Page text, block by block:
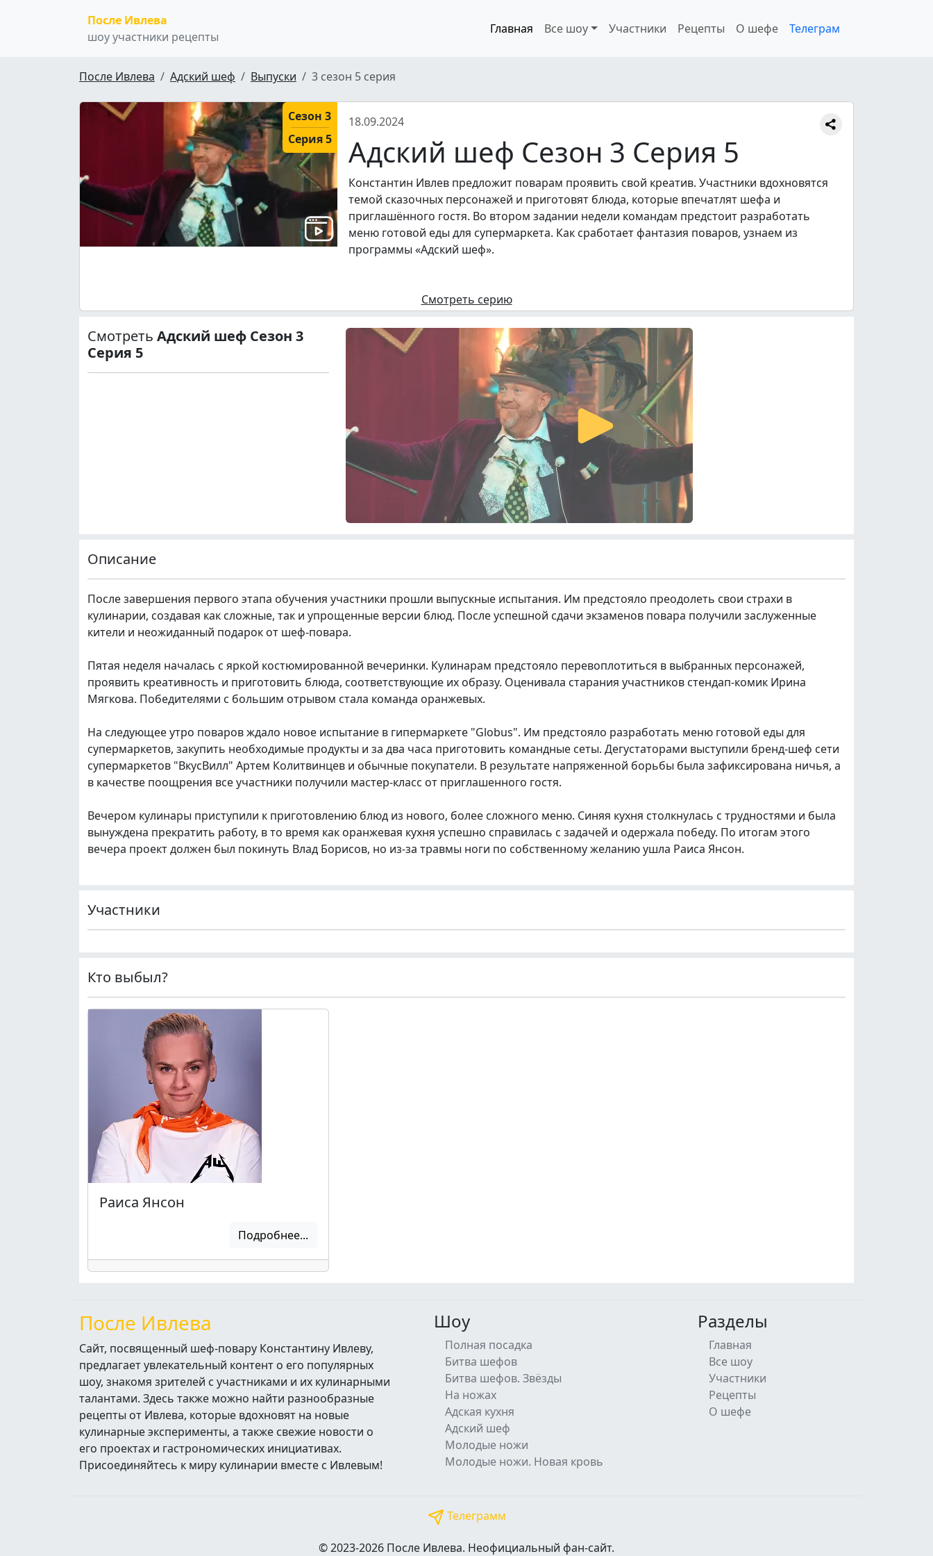
После Ивлева
шоу участники рецепты
Главная Все шоу Участники Рецепты О шефе Телеграм
После Ивлева Адский шеф Выпуски 3 сезон 5 серия
Сезон 3
Серия 5
18.09.2024
Адский шеф Сезон 3 Серия 5
Константин Ивлев предложит поварам проявить свой креатив. Участники вдохновятся
темой сказочных персонажей и приготовят блюда, которые впечатлят шефа и
приглашённого гостя. Во втором задании недели командам предстоит разработать
меню готовой еды для супермаркета. Как сработает фантазия поваров, узнаем из
программы «Адский шеф».
Смотреть серию
Смотреть Адский шеф Сезон 3
Серия 5
Описание
После завершения первого этапа обучения участники прошли выпускные испытания. Им предстояло преодолеть свои страхи в
кулинарии, создавая как сложные, так и упрощенные версии блюд. После успешной сдачи экзаменов повара получили заслуженные
кители и неожиданный подарок от шеф-повара.
Пятая неделя началась с яркой костюмированной вечеринки. Кулинарам предстояло перевоплотиться в выбранных персонажей,
проявить креативность и приготовить блюда, соответствующие их образу. Оценивала старания участников стендап-комик Ирина
Мягкова. Победителями с большим отрывом стала команда оранжевых.
На следующее утро поваров ждало новое испытание в гипермаркете "Globus". Им предстояло разработать меню готовой еды для
супермаркетов, закупить необходимые продукты и за два часа приготовить командные сеты. Дегустаторами выступили бренд-шеф сети
супермаркетов "ВкусВилл" Артем Колитвинцев и обычные покупатели. В результате напряженной борьбы была зафиксирована ничья, а
в качестве поощрения все участники получили мастер-класс от приглашенного гостя.
Вечером кулинары приступили к приготовлению блюд из нового, более сложного меню. Синяя кухня столкнулась с трудностями и была
вынуждена прекратить работу, в то время как оранжевая кухня успешно справилась с задачей и одержала победу. По итогам этого
вечера проект должен был покинуть Влад Борисов, но из-за травмы ноги по собственному желанию ушла Раиса Янсон.
Участники
Кто выбыл?
Раиса Янсон
Подробнее...
После Ивлева
Сайт, посвященный шеф-повару Константину Ивлеву,
предлагает увлекательный контент о его популярных
шоу, знакомя зрителей с участниками и их кулинарными
талантами. Здесь также можно найти разнообразные
рецепты от Ивлева, которые вдохновят на новые
кулинарные эксперименты, а также свежие новости о
его проектах и гастрономических инициативах.
Присоединяйтесь к миру кулинарии вместе с Ивлевым!
Шоу
Полная посадка
Битва шефов
Битва шефов. Звёзды
На ножах
Адская кухня
Адский шеф
Молодые ножи
Молодые ножи. Новая кровь
Разделы
Главная
Все шоу
Участники
Рецепты
О шефе
Телеграмм
© 2023-2026 После Ивлева. Неофициальный фан-сайт.